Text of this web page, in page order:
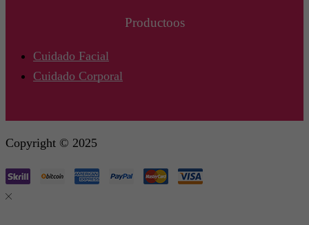
Productoos
Cuidado Facial
Cuidado Corporal
Copyright © 2025